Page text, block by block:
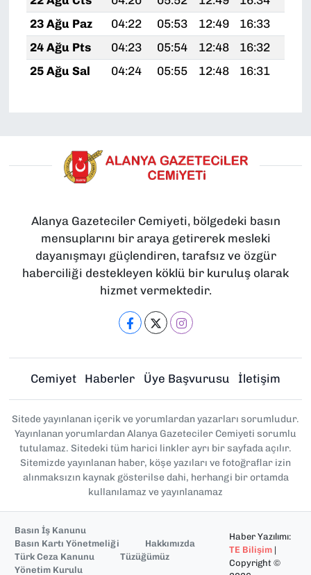
23 Ağu Paz
04:22 05:53 12:49 16:33
24 Ağu Pts
04:23 05:54 12:48 16:32
25 Ağu Sal
04:24 05:55 12:48 16:31
Alanya Gazeteciler Cemiyeti, bölgedeki basın
mensuplarını bir araya getirerek mesleki
dayanışmayı güçlendiren, tarafsız ve özgür
haberciliği destekleyen köklü bir kuruluş olarak
hizmet vermektedir.
Cemiyet Haberler Üye Başvurusu İletişim
Sitede yayınlanan içerik ve yorumlardan yazarları sorumludur.
Yayınlanan yorumlardan Alanya Gazeteciler Cemiyeti sorumlu
tutulamaz. Sitedeki tüm harici linkler ayrı bir sayfada açılır.
Sitemizde yayınlanan haber, köşe yazıları ve fotoğraflar izin
alınmaksızın kaynak gösterilse dahi, herhangi bir ortamda
kullanılamaz ve yayınlanamaz
Basın İş Kanunu
Basın Kartı Yönetmeliği
Hakkımızda
Türk Ceza Kanunu
Tüzüğümüz
Yönetim Kurulu
Haber Yazılımı:
TE Bilişim |
Copyright ©